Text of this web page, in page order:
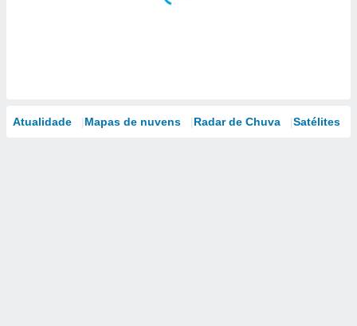
Atualidade Mapas de nuvens Radar de Chuva Satélites